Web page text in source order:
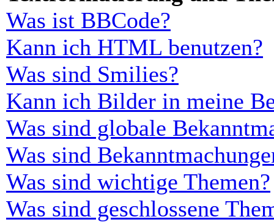
Was ist BBCode?
Kann ich HTML benutzen?
Was sind Smilies?
Kann ich Bilder in meine
Was sind globale
Was sind
Was sind wichtige Themen?
Was sind geschlossene